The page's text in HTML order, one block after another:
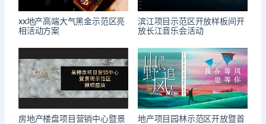
xx地产高端大气黑金示范区亮
相活动方案
滨江项目示范区开放样板间开
放长江音乐会活动
房地产楼盘项目营销中心暨景
地产项目园林示范区开放暨首